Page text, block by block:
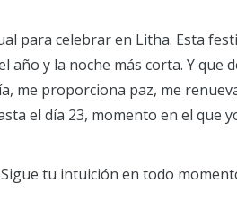
celebrar en Litha. Esta
y la noche más corta. Y que
me proporciona paz, me
el día 23, momento en el que
tu intuición en todo